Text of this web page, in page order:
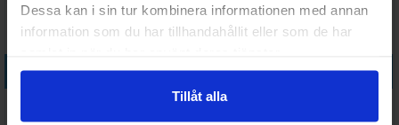
Dessa kan i sin tur kombinera informationen med annan
information som du har tillhandahållit eller som de har
Tillåt alla
Köp
Valley Board
Köp
Unmatched
Volume Two
Köp
Clank Legacy
2 Brädspel
Köp
Raveness